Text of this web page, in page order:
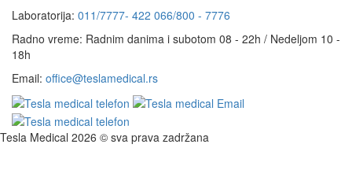
Laboratorija: 011/7777- 422 066/800 - 7776
Radno vreme: Radnim danima i subotom 08 - 22h / Nedeljom 10 -
18h
Email: office@teslamedical.rs
Tesla Medical 2026 © sva prava zadržana